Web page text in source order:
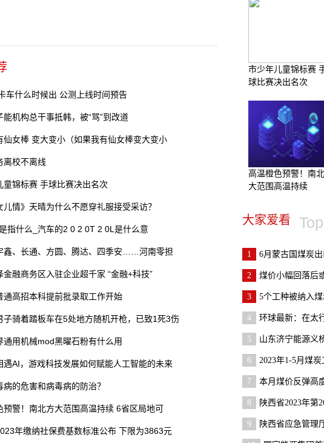
车什么时候出 公测上线时间预告
能机构总干事抵韩，被“骂”到改道
仙女棒 变大变小（如果我有仙女棒变大变小
离校不离线
童锦标赛 手球比赛决出名次
儿情》天晴为什么不愿穿礼服接受采访？
指什么_汽车的2 0 2 0T 2 0L是什么意
鑫、长通、方圆、腾达、四季安……河南零担
金融商务区入驻企业超千家 “金融+科技”
通高招本科提前批录取工作开始
子骑着踏板车在5处地方随机开枪，已致1死3伤
通用机械mod黑曜石粉有什么用
遇AI，游戏科技发展如何赋能人工智能的未来
病的危害和病毒病的防治？
预警！南北方大范围高温持续 6省区局地可
年缴纳社保费基数标准公布 下限为3863元
市少年儿童锦标赛
球比赛决出名次
高温橙色预警！南
大范围高温持续
大家爱看 Top
1 6月蒙古国煤炭
2 煤价小幅回落后
3 5个工种被纳入煤
4 环球最新：在太行
5 山东济宁能源义桥
6 2023年1-5月煤炭工
7 本月煤价反弹高
8 陕西省2023年第
9 陕西省应急管理厅对